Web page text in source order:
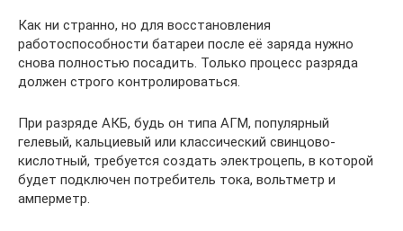
Как ни странно, но для восстановления
работоспособности батареи после её заряда нужно
снова полностью посадить. Только процесс разряда
должен строго контролироваться.
При разряде АКБ, будь он типа АГМ, популярный
гелевый, кальциевый или классический свинцово-
кислотный, требуется создать электроцепь, в которой
будет подключен потребитель тока, вольтметр и
амперметр.